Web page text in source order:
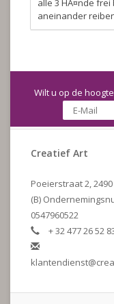
alle 3 HÃ¤nde
aneinander
Wilt u op de
Creatief Art
Poeierstraat 2,
(B)
0547960522
+ 32 477 26 52